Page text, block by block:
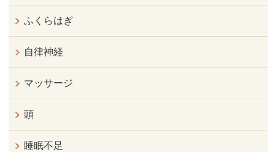
ふくらはぎ
自律神経
マッサージ
頭
睡眠不足